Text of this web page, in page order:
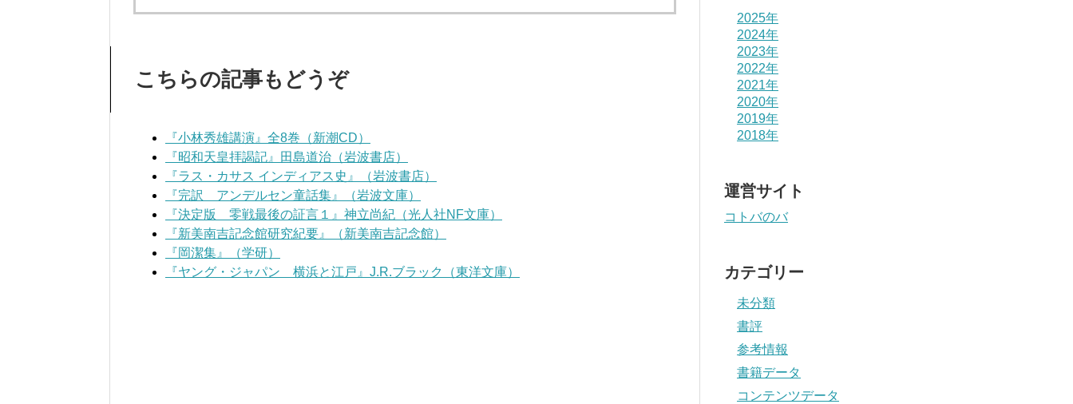
こちらの記事もどうぞ
『小林秀雄講演』全8巻（新潮CD）
『昭和天皇拝謁記』田島道治（岩波書店）
『ラス・カサス インディアス史』（岩波書店）
『完訳 アンデルセン童話集』（岩波文庫）
『決定版 零戦最後の証言１』神立尚紀（光人社NF文庫）
『新美南吉記念館研究紀要』（新美南吉記念館）
『岡潔集』（学研）
『ヤング・ジャパン 横浜と江戸』J.R.ブラック（東洋文庫）
2025年
2024年
2023年
2022年
2021年
2020年
2019年
2018年
運営サイト
コトバのバ
カテゴリー
未分類
書評
参考情報
書籍データ
コンテンツデータ